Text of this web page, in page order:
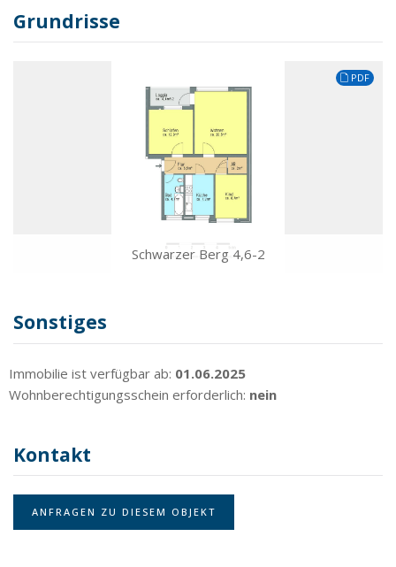
Grundrisse
Schwarzer Berg 4,6-2
PDF
Sonstiges
Immobilie ist verfügbar ab: 01.06.2025
Wohnberechtigungsschein erforderlich: nein
Kontakt
ANFRAGEN ZU DIESEM OBJEKT